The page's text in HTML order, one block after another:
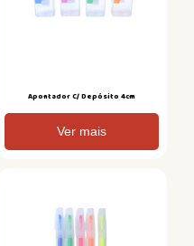
Apontador C/ Depósito 4cm
Ver mais